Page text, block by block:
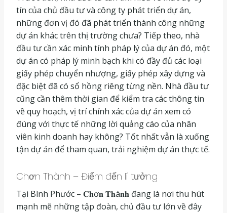
tín của chủ đầu tư và công ty phát triển dự án,
những đơn vị đó đã phát triển thành công những
dự án khác trên thị trường chưa? Tiếp theo, nhà
đầu tư cần xác minh tính pháp lý của dự án đó, một
dự án có pháp lý minh bạch khi có đầy đủ các loại
giấy phép chuyển nhượng, giấy phép xây dựng và
đặc biệt đã có sổ hồng riêng từng nền. Nhà đầu tư
cũng cần thêm thời gian để kiểm tra các thông tin
về quy hoạch, vị trí chính xác của dự án xem có
đúng với thực tế những lời quảng cáo của nhân
viên kinh doanh hay không? Tốt nhất vẫn là xuống
tận dự án để tham quan, trải nghiệm dự án thực tế.
Chơn Thành – Điểm đến lí tưởng
Tại Bình Phước – 𝐂𝐡ơ𝐧 𝐓𝐡à𝐧𝐡 đang là nơi thu hút
mạnh mẽ những tập đoàn, chủ đầu tư lớn về đây